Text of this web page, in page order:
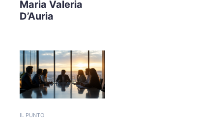
Maria Valeria
D’Auria
IL PUNTO